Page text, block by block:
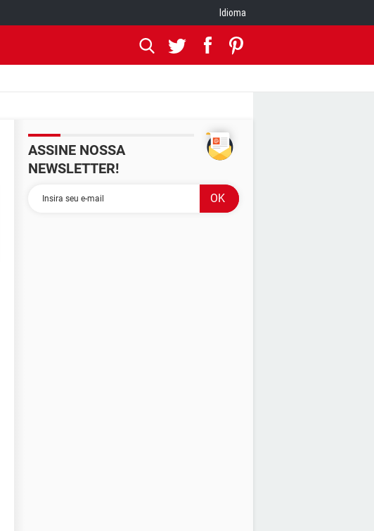
Idioma
ASSINE NOSSA
NEWSLETTER!